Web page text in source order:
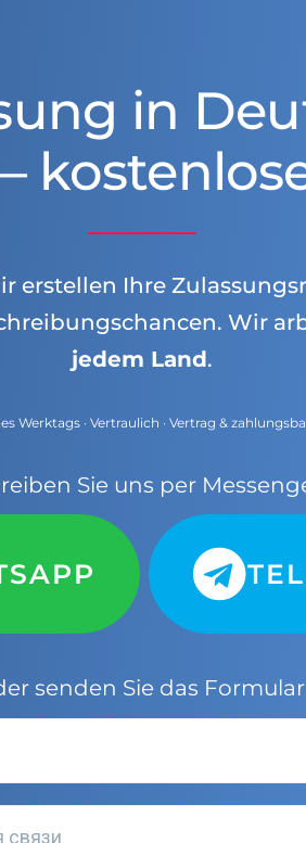
in
erstellen Ihre
Wir
jedem Land.
Werktags · Vertraulich · Vertrag &
Sie uns per
senden Sie das Formular